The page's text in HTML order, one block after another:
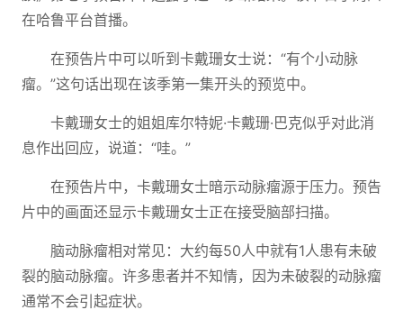
在哈鲁平台首播。
在预告片中可以听到卡戴珊女士说：“有个小动脉
瘤。”这句话出现在该季第一集开头的预览中。
卡戴珊女士的姐姐库尔特妮·卡戴珊·巴克似乎对此消
息作出回应，说道：“哇。”
在预告片中，卡戴珊女士暗示动脉瘤源于压力。预告
片中的画面还显示卡戴珊女士正在接受脑部扫描。
脑动脉瘤相对常见：大约每50人中就有1人患有未破
裂的脑动脉瘤。许多患者并不知情，因为未破裂的动脉瘤
通常不会引起症状。